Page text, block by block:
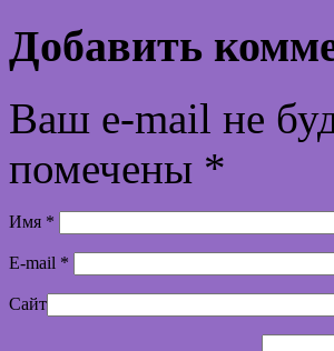
Добавить
Ваш e-mail не
помечены *
Имя *
E-mail *
Сайт